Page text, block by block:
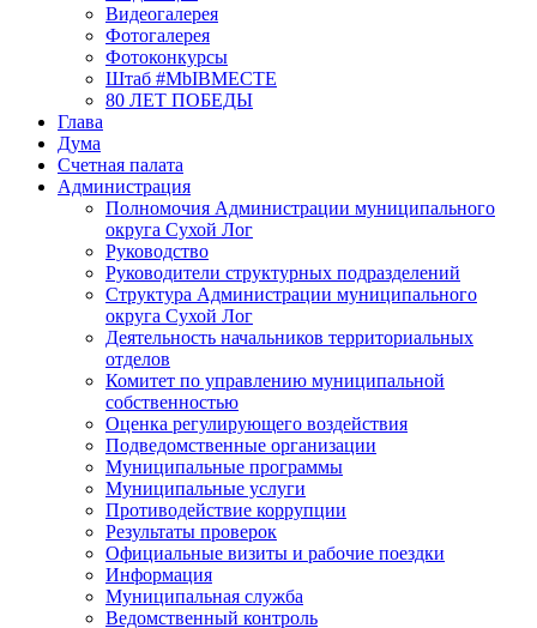
Видеогалерея
Фотогалерея
Фотоконкурсы
Штаб #MbIBMECTE
80 ЛЕТ ПОБЕДЫ
Глава
Дума
Счетная палата
Администрация
Полномочия Администрации муниципального
округа Сухой Лог
Руководство
Руководители структурных подразделений
Структура Администрации муниципального
округа Сухой Лог
Деятельность начальников территориальных
отделов
Комитет по управлению муниципальной
собственностью
Оценка регулирующего воздействия
Подведомственные организации
Муниципальные программы
Муниципальные услуги
Противодействие коррупции
Результаты проверок
Официальные визиты и рабочие поездки
Информация
Муниципальная служба
Ведомственный контроль